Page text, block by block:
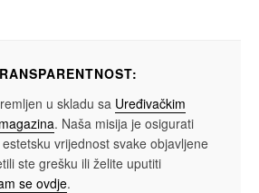
u skladu sa Uređivačkim
. Naša misija je osigurati
vrijednost svake objavljene
ste grešku ili želite uputiti
se ovdje.